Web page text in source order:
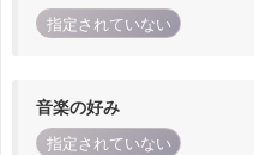
指定されていない
音楽の好み
指定されていない